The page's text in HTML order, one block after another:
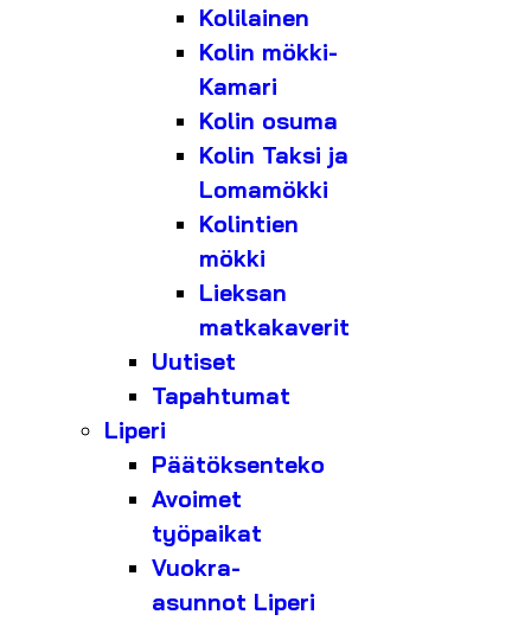
Kolilainen
Kolin mökki-
Kamari
Kolin osuma
Kolin Taksi ja
Lomamökki
Kolintien
mökki
Lieksan
matkakaverit
Uutiset
Tapahtumat
Liperi
Päätöksenteko
Avoimet
työpaikat
Vuokra-
asunnot Liperi